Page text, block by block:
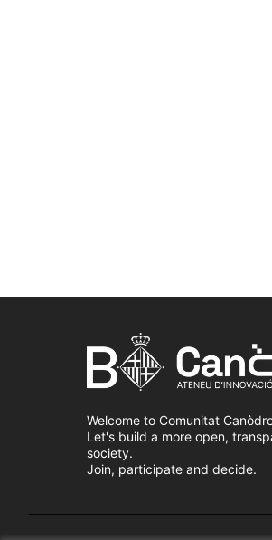
Welcome to Comunitat
Let's build a more open,
society.
Join, participate and decide.